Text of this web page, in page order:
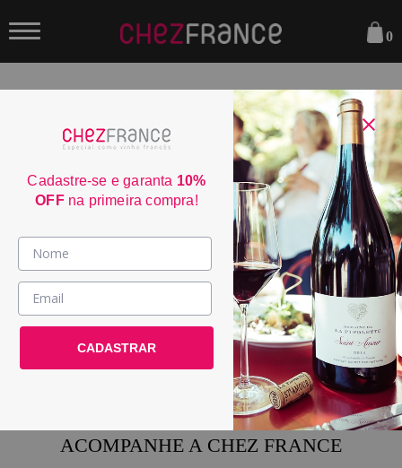
Vinhos >
País / Região >
Le Club >
0
Sua busca não encontrou nenhum resultado.
Parcele em até 6x sem juros
consulte condiçoes
Frete Grátis acima de R$350
consulte condiçoes
3% de desconto no boleto
consulte condiçoes
Entrega em até 4 dias úteis
ACOMPANHE A CHEZ FRANCE
Cadastre-se e garanta 10%
OFFna primeira compra!
CADASTRAR